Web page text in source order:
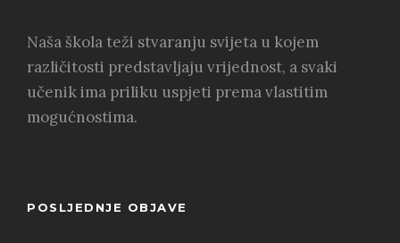
Naša škola teži stvaranju svijeta u kojem
različitosti predstavljaju vrijednost, a svaki
učenik ima priliku uspjeti prema vlastitim
mogućnostima.
POSLJEDNJE OBJAVE